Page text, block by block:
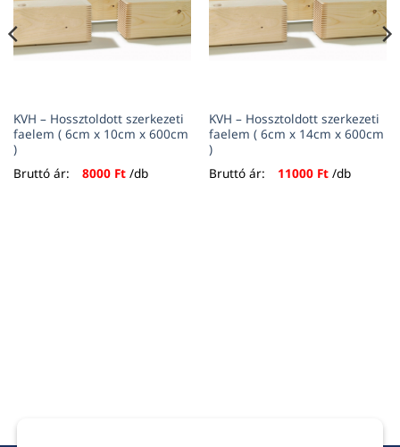
KVH – Hossztoldott szerkezeti
faelem ( 6cm x 10cm x 600cm
)
Bruttó ár:
8000 Ft/db
KVH – Hossztoldott szerkezeti
faelem ( 6cm x 14cm x 600cm
)
Bruttó ár:
11000 Ft/db